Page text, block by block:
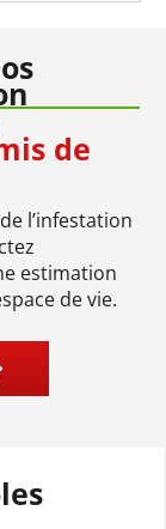
de
l’infestation
estimation
de vie.